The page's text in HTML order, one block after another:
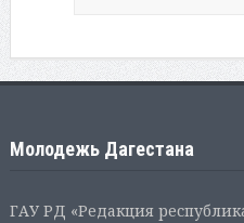
Молодежь Дагестана
ГАУ РД «Редакция